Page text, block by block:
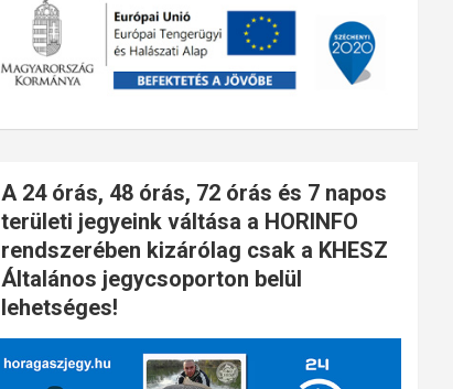
A 24 órás, 48 órás, 72 órás és 7 napos
területi jegyeink váltása a HORINFO
rendszerében kizárólag csak a KHESZ
Általános jegycsoporton belül
lehetséges!